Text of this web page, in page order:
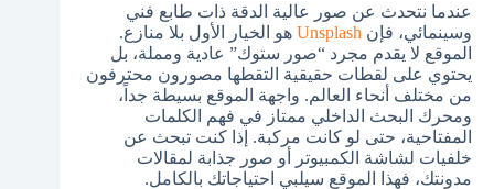
عندما نتحدث عن صور عالية الدقة ذات طابع فني
وسينمائي، فإن Unsplash هو الخيار الأول بلا منازع.
الموقع لا يقدم مجرد “صور ستوك” عادية ومملة، بل
يحتوي على لقطات حقيقية التقطها مصورون محترفون
من مختلف أنحاء العالم. واجهة الموقع بسيطة جداً،
ومحرك البحث الداخلي ممتاز في فهم الكلمات
المفتاحية، حتى لو كانت مركبة. إذا كنت تبحث عن
خلفيات لشاشة الكمبيوتر أو صور جذابة لمقالات
مدونتك، فهذا الموقع سيلبي احتياجاتك بالكامل.